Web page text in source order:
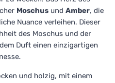
Moschus und Amber, die
Nuance verleihen. Dieser
des Moschus und der
Duft einen einzigartigen
und holzig, mit einem